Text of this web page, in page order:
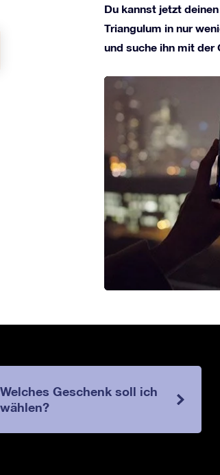
Du kannst jetzt
Triangulum in nur
und suche ihn mit der
Welches Geschenk soll ich
wählen?